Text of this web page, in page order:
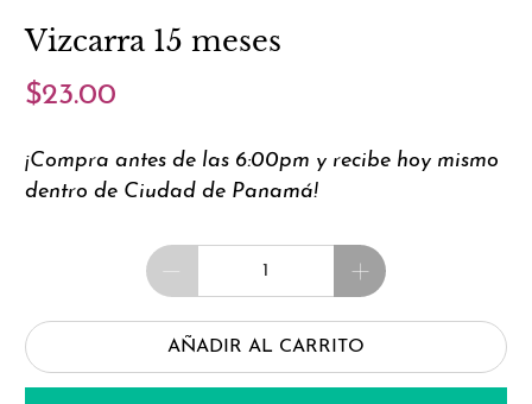
Vizcarra 15 meses
$23.00
¡Compra antes de las 6:00pm y recibe hoy mismo
dentro de Ciudad de Panamá!
Cantidad
AÑADIR AL CARRITO